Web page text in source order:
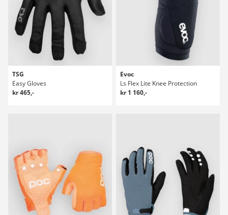
TSG
Easy Gloves
kr 465,-
Evoc
Ls Flex Lite Knee Protection
kr 1 160,-